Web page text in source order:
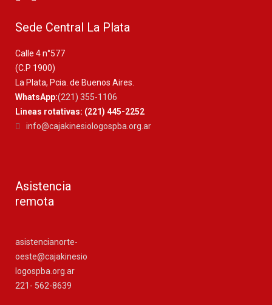
Sede Central La Plata
Calle 4 n°577
(C.P 1900)
La Plata, Pcia. de Buenos Aires.
WhatsApp:(221) 355-1106
Lineas rotativas: (221) 445-2252
info@cajakinesiologospba.org.ar
Asistencia
remota
asistencianorte-
oeste@cajakinesio
logospba.org.ar
221- 562-8639